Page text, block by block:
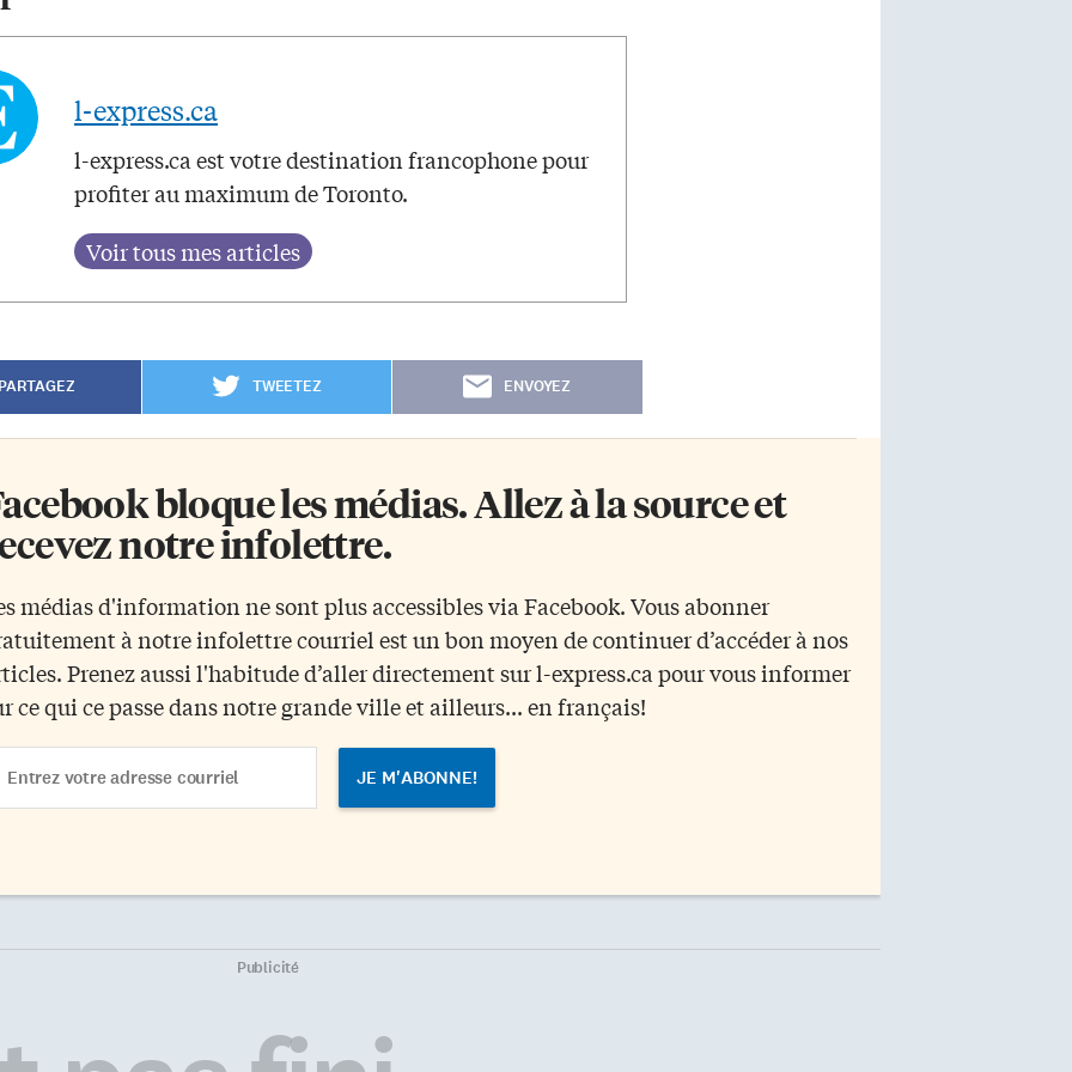
l-express.ca
l-express.ca est votre destination francophone pour
profiter au maximum de Toronto.
TWEETEZ ENVOYEZ
bloque les médias. Allez à la source et
notre infolettre.
médias d'information ne sont plus accessibles via Facebook. Vous abonner
à notre infolettre courriel est un bon moyen de continuer d’accéder à nos
Prenez aussi l'habitude d’aller directement sur l-express.ca pour vous informer
ce qui ce passe dans notre grande ville et ailleurs... en français!
Publicité